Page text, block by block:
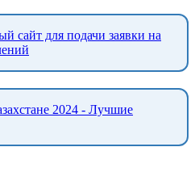
сайт для подачи заявки на
2024 - Лучшие